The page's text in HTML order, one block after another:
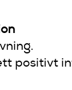
positivt